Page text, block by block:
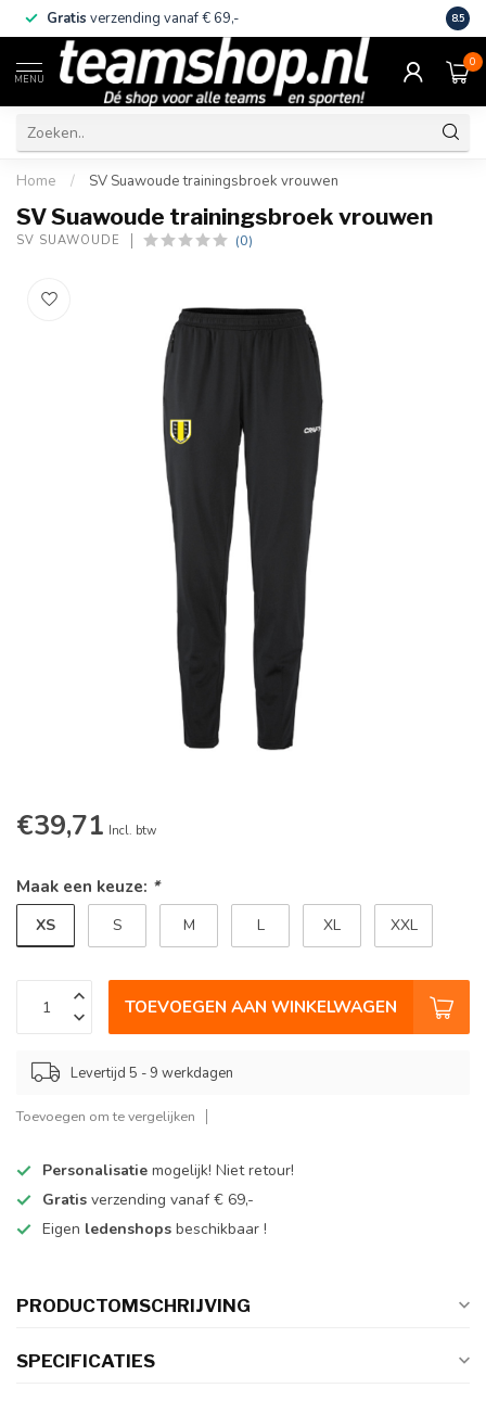
Gratis verzending vanaf € 69,- Eigen
8.5
MENU
0
Home / SV Suawoude trainingsbroek vrouwen
SV Suawoude trainingsbroek vrouwen
SV SUAWOUDE (0)
€39,71 Incl. btw
Maak een keuze: *
XS S M L XL XXL
TOEVOEGEN AAN WINKELWAGEN
Levertijd 5 - 9 werkdagen
Toevoegen om te vergelijken
Personalisatie mogelijk! Niet retour!
Gratis verzending vanaf € 69,-
Eigen ledenshops beschikbaar !
PRODUCTOMSCHRIJVING
SPECIFICATIES